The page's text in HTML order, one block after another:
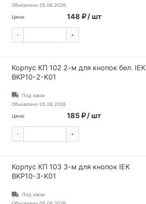
Обновлено 05.06.2026
Цена: 148 / шт
- +
Корпус КП 102 2-м для кнопок бел. IEK
BKP10-2-K01
Под заказ
Обновлено 05.06.2026
Цена: 185 / шт
- +
Корпус КП 103 3-м для кнопок IEK
BKP10-3-K01
Под заказ